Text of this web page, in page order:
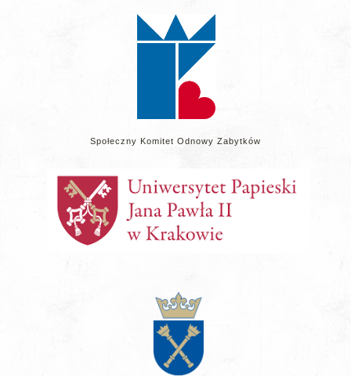
Społeczny Komitet Odnowy Zabytków